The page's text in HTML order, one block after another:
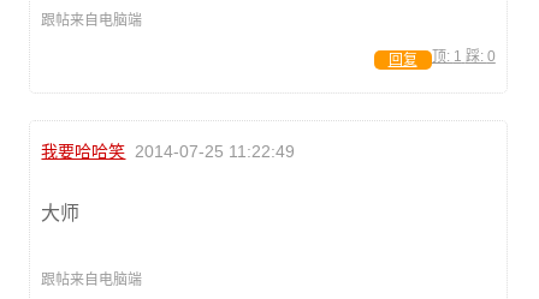
跟帖来自电脑端
顶: 1 踩: 0
回复
我要哈哈笑 2014-07-25 11:22:49
大师
跟帖来自电脑端